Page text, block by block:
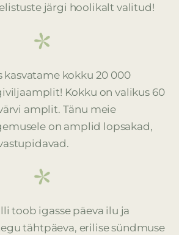
järgi hoolikalt valitud!
kokku 20 000
Kokku on valikus 60
amplit. Tänu meie
on amplid lopsakad,
toob igasse päeva ilu ja
tähtpäeva, erilise sündmuse